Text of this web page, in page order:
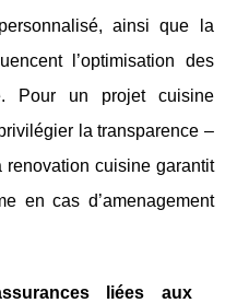
ainsi que la
l’optimisation des
Pour un projet cuisine
la transparence –
cuisine garantit
en cas d’amenagement
liées aux